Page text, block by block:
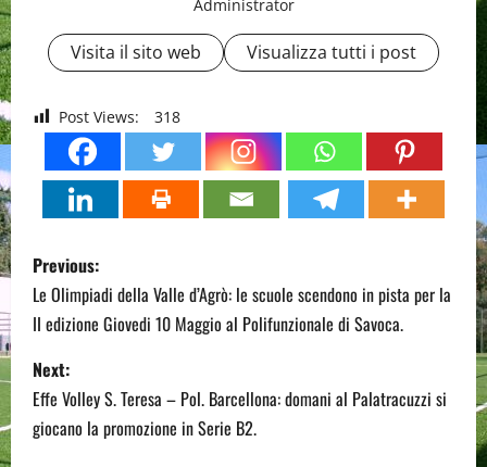
Administrator
Visita il sito web Visualizza tutti i post
Post Views: 318
P
o
s
t
n
Previous:
Le Olimpiadi della Valle d’Agrò: le scuole scendono in pista per la
II edizione Giovedi 10 Maggio al Polifunzionale di Savoca.
Next:
Effe Volley S. Teresa – Pol. Barcellona: domani al Palatracuzzi si
giocano la promozione in Serie B2.